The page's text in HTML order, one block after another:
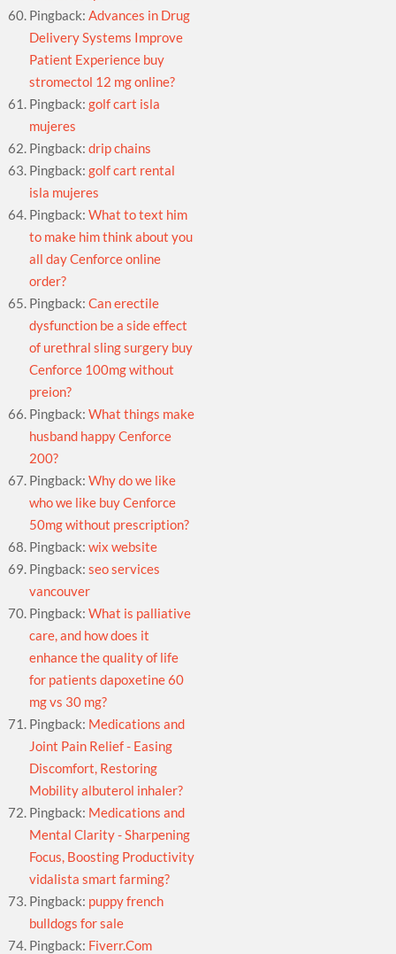
Pingback:Advances in Drug
Delivery Systems Improve
Patient Experience buy
stromectol 12 mg online?
Pingback:golf cart isla
mujeres
Pingback:drip chains
Pingback:golf cart rental
isla mujeres
Pingback:What to text him
to make him think about you
all day Cenforce online
order?
Pingback:Can erectile
dysfunction be a side effect
of urethral sling surgery buy
Cenforce 100mg without
preion?
Pingback:What things make
husband happy Cenforce
200?
Pingback:Why do we like
who we like buy Cenforce
50mg without prescription?
Pingback:wix website
Pingback:seo services
vancouver
Pingback:What is palliative
care, and how does it
enhance the quality of life
for patients dapoxetine 60
mg vs 30 mg?
Pingback: Medications and
Joint Pain Relief - Easing
Discomfort, Restoring
Mobility albuterol inhaler?
Pingback: Medications and
Mental Clarity - Sharpening
Focus, Boosting Productivity
vidalista smart farming?
Pingback: puppy french
bulldogs for sale
Pingback: Fiverr.Com